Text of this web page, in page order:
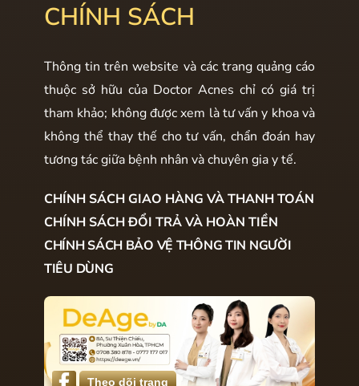
CHÍNH SÁCH
Thông tin trên website và các trang quảng cáo
thuộc sở hữu của Doctor Acnes chỉ có giá trị
tham khảo; không được xem là tư vấn y khoa và
không thể thay thế cho tư vấn, chẩn đoán hay
tương tác giữa bệnh nhân và chuyên gia y tế.
CHÍNH SÁCH GIAO HÀNG VÀ THANH TOÁN
CHÍNH SÁCH ĐỔI TRẢ VÀ HOÀN TIỀN
CHÍNH SÁCH BẢO VỆ THÔNG TIN NGƯỜI
TIÊU DÙNG
Theo dõi trang